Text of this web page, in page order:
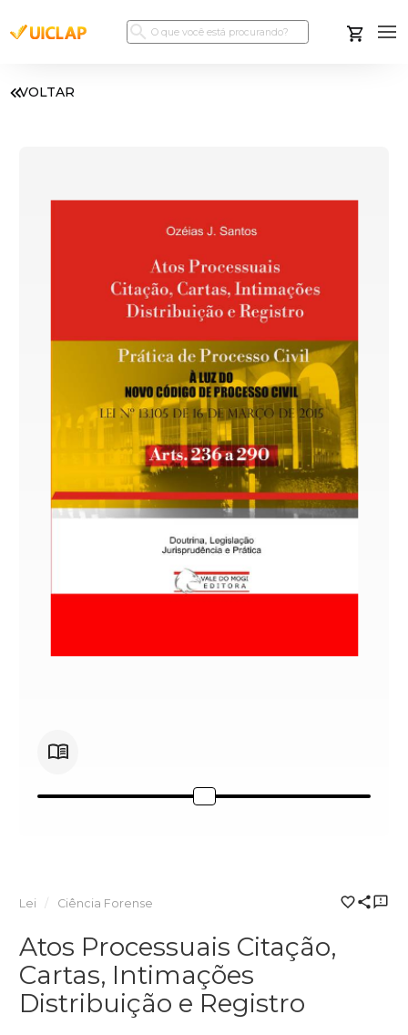
VOLTAR
Lei Ciência Forense
Atos Processuais Citação,
Cartas, Intimações
Distribuição e Registro